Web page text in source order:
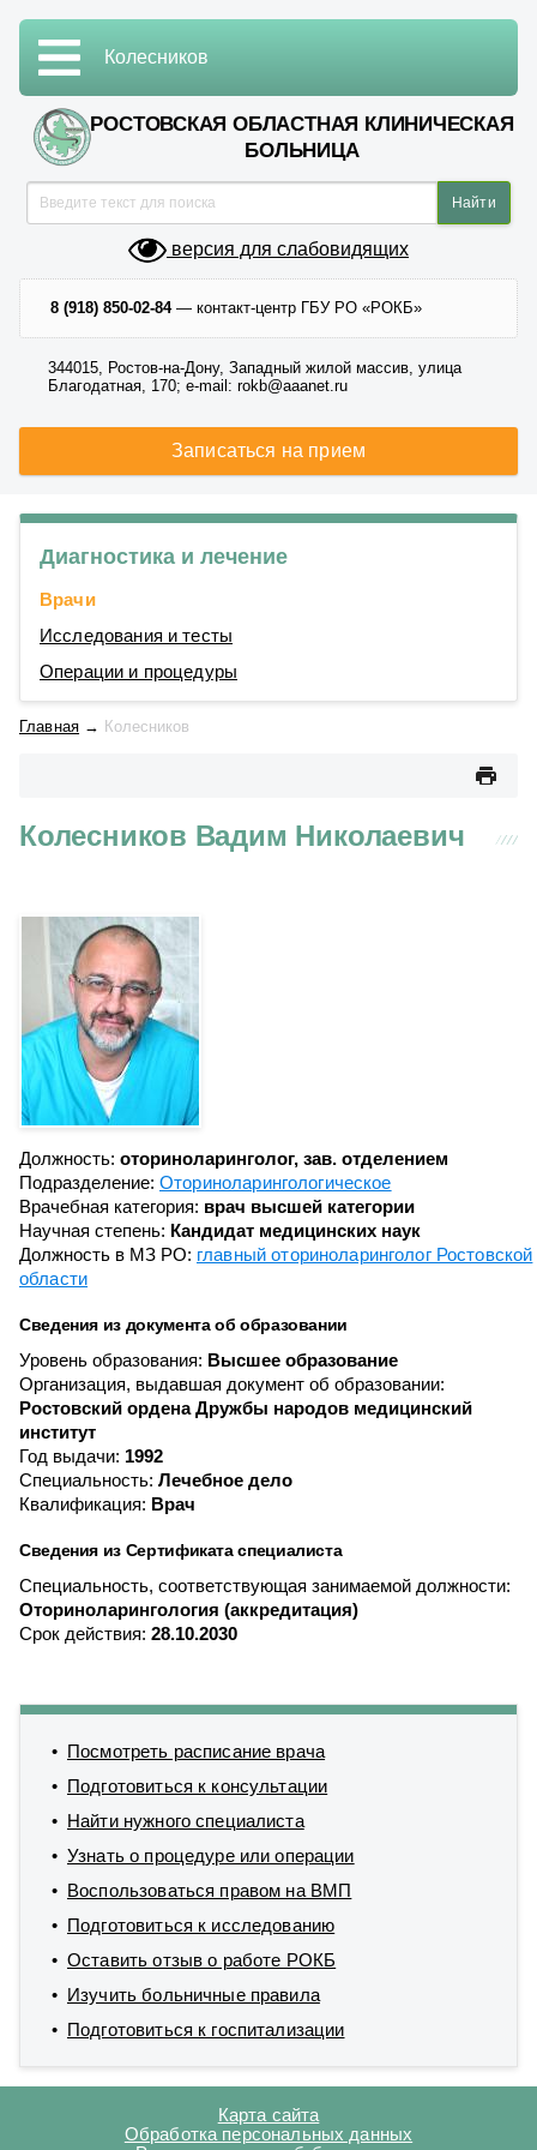
РОСТОВСКАЯ ОБЛАСТНАЯ КЛИНИЧЕСКАЯ
БОЛЬНИЦА
версия для слабовидящих
8 (918) 850-02-84— контакт-центр ГБУ РО «РОКБ»
344015, Ростов-на-Дону, Западный жилой массив, улица
Благодатная, 170; e-mail: rokb@aaanet.ru
Записаться на прием
Колесников
Диагностика и лечение
Врачи
Исследования и тесты
Операции и процедуры
Главная → Колесников
Колесников Вадим Николаевич
Должность: оториноларинголог, зав. отделением
Подразделение: Оториноларингологическое
Врачебная категория: врач высшей категории
Научная степень: Кандидат медицинских наук
Должность в МЗ РО: главный оториноларинголог Ростовской
области
Сведения из документа об образовании
Уровень образования: Высшее образование
Организация, выдавшая документ об образовании:
Ростовский ордена Дружбы народов медицинский
институт
Год выдачи: 1992
Специальность: Лечебное дело
Квалификация: Врач
Сведения из Сертификата специалиста
Специальность, соответствующая занимаемой должности:
Оториноларингология (аккредитация)
Срок действия: 28.10.2030
Посмотреть расписание врача
Подготовиться к консультации
Найти нужного специалиста
Узнать о процедуре или операции
Воспользоваться правом на ВМП
Подготовиться к исследованию
Оставить отзыв о работе РОКБ
Изучить больничные правила
Подготовиться к госпитализации
Карта сайта
Обработка персональных данных